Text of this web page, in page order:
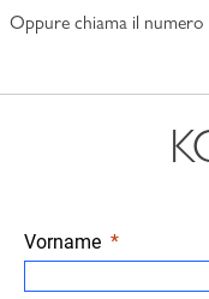
Oppure chiama il numero
Vorname